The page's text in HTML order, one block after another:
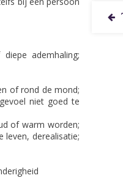
ademhaling;
of rond de mond;
niet goed te
of warm worden;
derealisatie;